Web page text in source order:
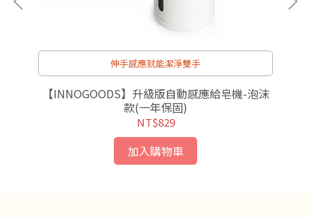
伸手感應就能潔淨雙手
【INNOGOODS】升級版自動感應給皂機-泡沫
款(一年保固)
NT$829
加入購物車